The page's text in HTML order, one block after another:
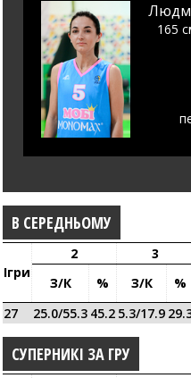
165
В СЕРЕДНЬОМУ
Ігри
2 3
З/к % З/к %
27
25.0/55.3 45.2 5.3/17.9
СУПЕРНИКІ ЗА ГРУ